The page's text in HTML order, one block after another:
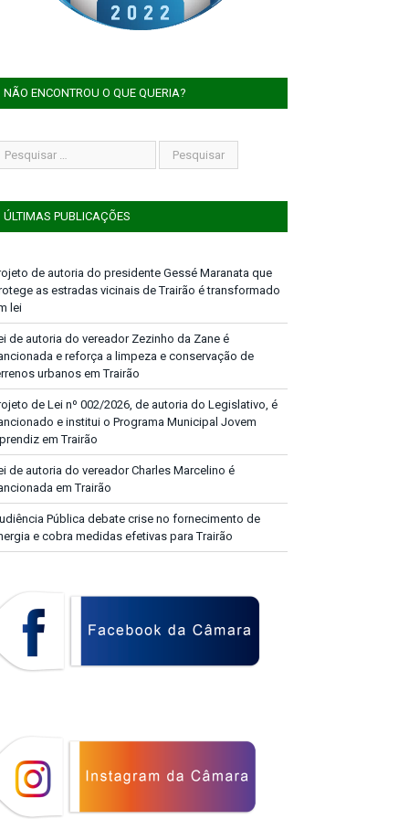
NÃO ENCONTROU O QUE QUERIA?
ÚLTIMAS PUBLICAÇÕES
de autoria do presidente Gessé Maranata que
as estradas vicinais de Trairão é transformado
lei
de autoria do vereador Zezinho da Zane é
e reforça a limpeza e conservação de
urbanos em Trairão
de Lei nº 002/2026, de autoria do Legislativo, é
e institui o Programa Municipal Jovem
em Trairão
de autoria do vereador Charles Marcelino é
em Trairão
Pública debate crise no fornecimento de
e cobra medidas efetivas para Trairão